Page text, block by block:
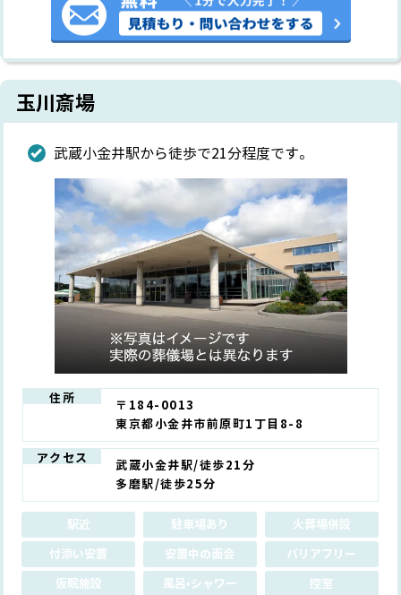
玉川斎場
武蔵小金井駅から徒歩で21分程度です。
住所
〒184-0013
東京都小金井市前原町1丁目8-8
アクセス
武蔵小金井駅/徒歩21分
多磨駅/徒歩25分
駅近 駐車場あり
火葬場併設
付添い安置
安置中の面会
バリアフリー
仮眠施設
風呂•シャワー 控室